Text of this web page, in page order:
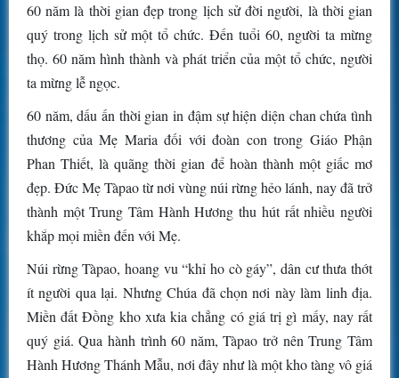
60 năm là thời gian đẹp trong lịch sử đời người, là thời gian
quý trong lịch sử một tổ chức. Đến tuổi 60, người ta mừng
thọ. 60 năm hình thành và phát triển của một tổ chức, người
ta mừng lễ ngọc.
60 năm, dấu ấn thời gian in đậm sự hiện diện chan chứa tình
thương của Mẹ Maria đối với đoàn con trong Giáo Phận
Phan Thiết, là quãng thời gian để hoàn thành một giấc mơ
đẹp. Đức Mẹ Tàpao từ nơi vùng núi rừng hẻo lánh, nay đã trở
thành một Trung Tâm Hành Hương thu hút rất nhiều người
khắp mọi miền đến với Mẹ.
Núi rừng Tàpao, hoang vu “khỉ ho cò gáy”, dân cư thưa thớt
ít người qua lại. Nhưng Chúa đã chọn nơi này làm linh địa.
Miền đất Đồng kho xưa kia chẳng có giá trị gì mấy, nay rất
quý giá. Qua hành trình 60 năm, Tàpao trở nên Trung Tâm
Hành Hương Thánh Mẫu, nơi đây như là một kho tàng vô giá